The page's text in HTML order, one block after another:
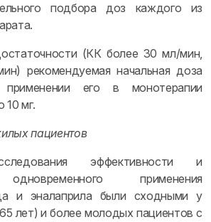
подбора доз каждого из
(КК более 30 мл/мин,
рекомендуемая начальная доза
применении его в монотерапии
10 мг.
пациентов
эффективности и
применения
и эналаприла были сходными у
лет) и более молодых пациентов с